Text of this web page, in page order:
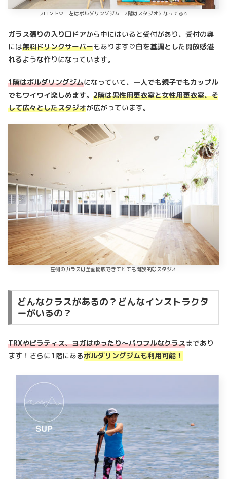
フロント♡ 左はボルダリングジム 2階はスタジオになってる♡
ガラス張りの入り口ドアから中にはいると受付があり、受付の奥
には無料ドリンクサーバーもあります♡白を基調とした開放感溢
れるような作りになっています。
1階はボルダリングジムになっていて、 一人でも親子でもカップル
でもワイワイ楽しめます。 2階は男性用更衣室と女性用更衣室、そ
して広々としたスタジオが広がっています。
左側のガラスは全面開放できてとても開放的なスタジオ
どんなクラスがあるの？どんなインストラクタ
ーがいるの？
TRXやピラティス、ヨガはゆったり～パワフルなクラスまであり
ます！さらに1階にあるボルダリングジムも利用可能！